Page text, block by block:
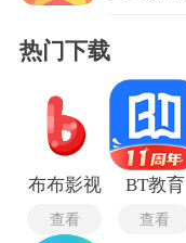
热门下载
布布影视
查看
BT教育
查看